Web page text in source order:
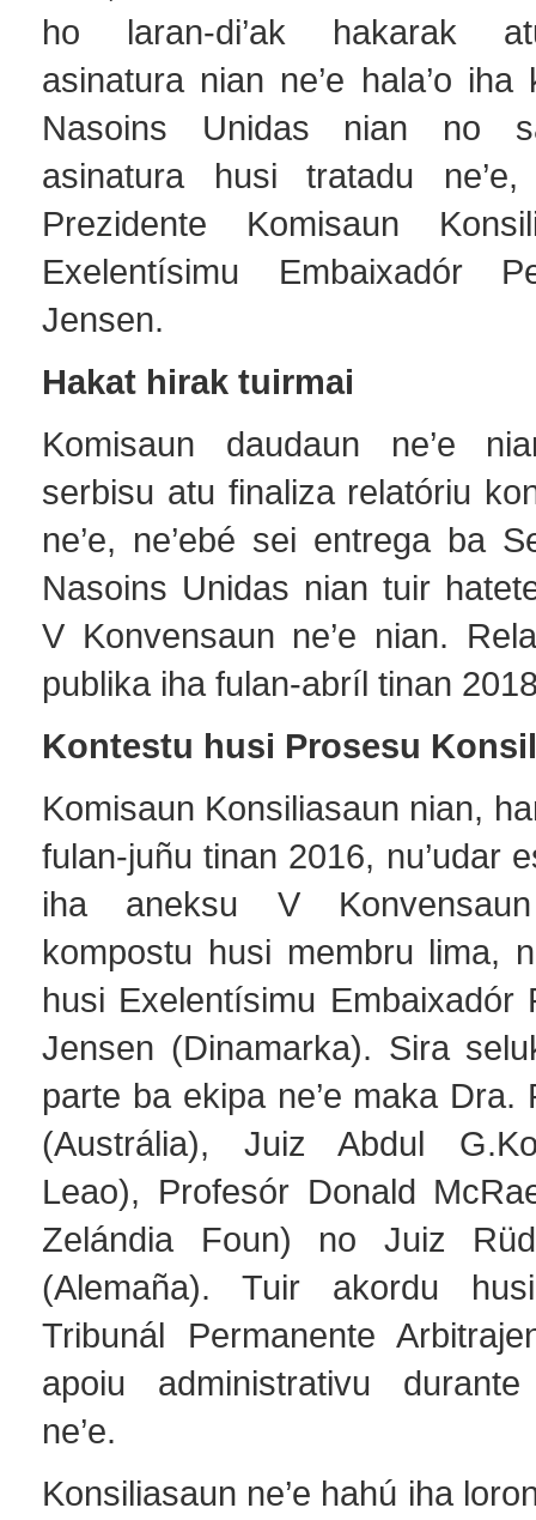
ho laran-di’ak hakarak
asinatura nian ne’e hala’o iha
Nasoins Unidas nian no
asinatura husi tratadu
Prezidente Komisaun
Exelentísimu Embaixadór
Jensen.
Hakat hirak tuirmai
Komisaun daudaun ne’e
serbisu atu finaliza relatóriu
ne’e, ne’ebé sei entrega ba
Nasoins Unidas nian tuir
V Konvensaun ne’e nian.
publika iha fulan-abríl tinan
Kontestu husi Prosesu
Komisaun Konsiliasaun nian,
fulan-juñu tinan 2016, nu’udar
iha aneksu V
kompostu husi membru lima,
husi Exelentísimu Embaixadór
Jensen (Dinamarka). Sira
parte ba ekipa ne’e maka Dra.
(Austrália), Juiz Abdul
Leao), Profesór Donald
Zelándia Foun) no Juiz
(Alemaña). Tuir akordu
Tribunál Permanente
apoiu administrativu durante
ne’e.
Konsiliasaun ne’e hahú iha